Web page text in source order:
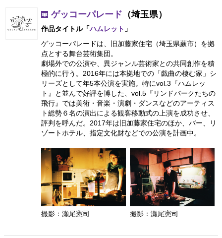
ゲッコーパレード （埼玉県）
作品タイトル「ハムレット 」
ゲッコーパレードは、旧加藤家住宅（埼玉県蕨市）を拠
点とする舞台芸術集団。
劇場外での公演や、異ジャンル芸術家との共同創作を積
極的に行う。2016年には本拠地での「戯曲の棲む家」シ
リーズとして年5本公演を実施。特にvol.3『ハムレッ
ト』と並んで好評を博した、vol.5『リンドバークたちの
飛行』では美術・音楽・演劇・ダンスなどのアーティス
ト総勢６名の演出による観客移動式の上演を成功させ、
評判を呼んだ。2017年は旧加藤家住宅のほか、バー、リ
ゾートホテル、指定文化財などでの公演を計画中。
撮影：瀬尾憲司 撮影：瀬尾憲司